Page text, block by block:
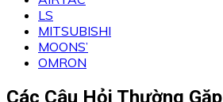
LS
MITSUBISHI
MOONS’
OMRON
Các Câu Hỏi Thường Gặp